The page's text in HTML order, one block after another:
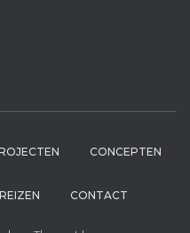
CONCEPTEN
CONTACT